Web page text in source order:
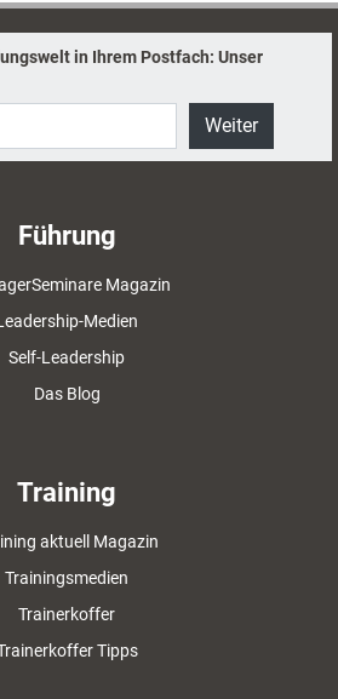
in Ihrem Postfach: Unser
Weiter
Führung
Magazin
Medien
Self-Leadership
Das Blog
Training
aktuell Magazin
Trainingsmedien
Trainerkoffer
Tipps